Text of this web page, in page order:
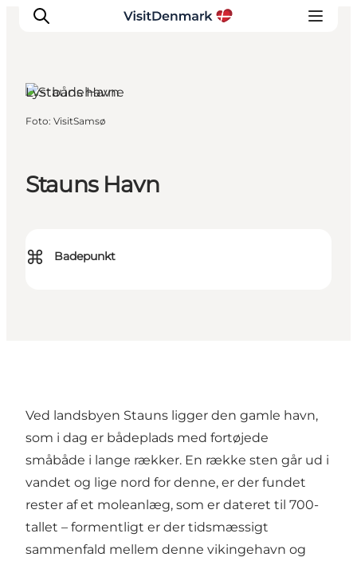
Oplevelser
Stauns Havn
⌘ Badepunkt
Lystbådehavne
Foto: VisitSamsø
Ved landsbyen Stauns ligger den gamle havn,
som i dag er bådeplads med fortøjede
småbåde i lange rækker. En række sten går ud i
vandet og lige nord for denne, er der fundet
rester af et moleanlæg, som er dateret til 700-
tallet – formentligt er der tidsmæssigt
sammenfald mellem denne vikingehavn og